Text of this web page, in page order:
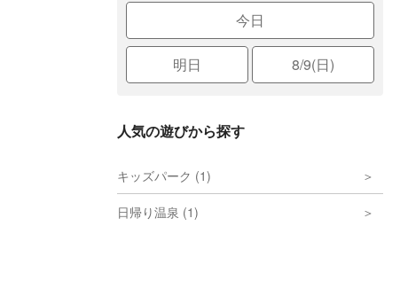
今日
明日 8/9(日)
人気の遊びから探す
キッズパーク (1)
日帰り温泉 (1)